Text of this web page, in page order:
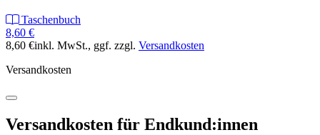
Taschenbuch
8,60 €
8,60 €inkl. MwSt., ggf. zzgl. Versandkosten
Versandkosten
Versandkosten für Endkund:innen